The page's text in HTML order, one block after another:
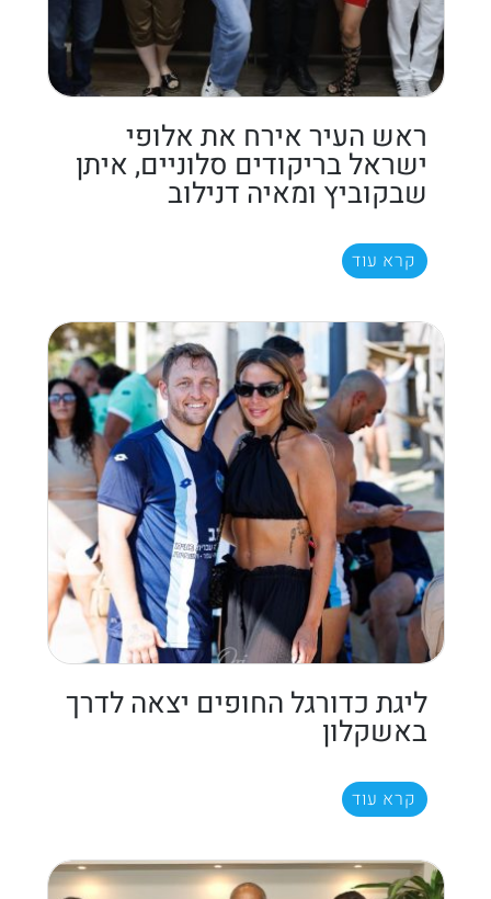
ראש העיר אירח את אלופי
ישראל בריקודים סלוניים, איתן
שבקוביץ ומאיה דנילוב
קרא עוד
ליגת כדורגל החופים יצאה לדרך
באשקלון
קרא עוד